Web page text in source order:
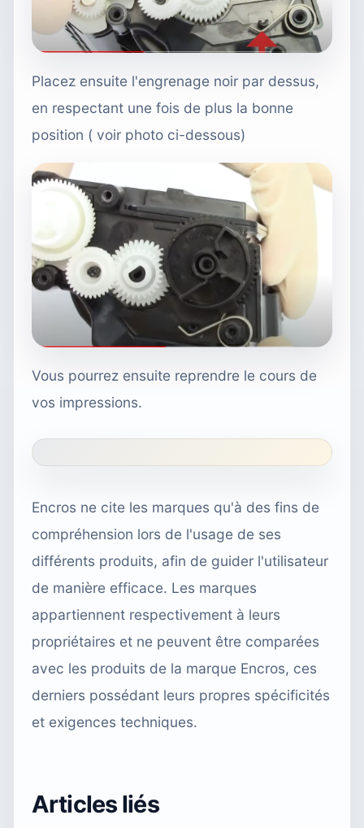
Placez ensuite l'engrenage noir par dessus,
en respectant une fois de plus la bonne
position ( voir photo ci-dessous)
Vous pourrez ensuite reprendre le cours de
vos impressions.
Encros ne cite les marques qu'à des fins de
compréhension lors de l'usage de ses
différents produits, afin de guider l'utilisateur
de manière efficace. Les marques
appartiennent respectivement à leurs
propriétaires et ne peuvent être comparées
avec les produits de la marque Encros, ces
derniers possédant leurs propres spécificités
et exigences techniques.
Articles liés